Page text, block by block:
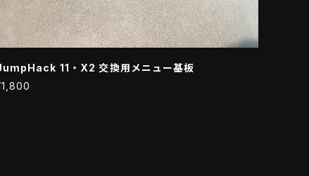
11・X2 交換用メニュー基板